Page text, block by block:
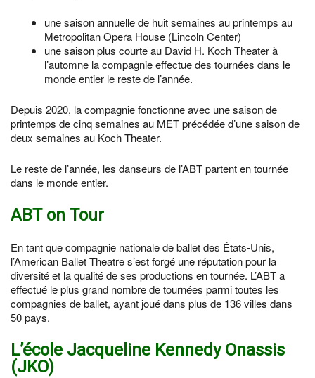
une saison annuelle de huit semaines au printemps au
Metropolitan Opera House (Lincoln Center)
une saison plus courte au David H. Koch Theater à
l’automne la compagnie effectue des tournées dans le
monde entier le reste de l’année.
Depuis 2020, la compagnie fonctionne avec une saison de
printemps de cinq semaines au MET précédée d’une saison de
deux semaines au Koch Theater.
Le reste de l’année, les danseurs de l’ABT partent en tournée
dans le monde entier.
ABT on Tour
En tant que compagnie nationale de ballet des États-Unis,
l’American Ballet Theatre s’est forgé une réputation pour la
diversité et la qualité de ses productions en tournée. L’ABT a
effectué le plus grand nombre de tournées parmi toutes les
compagnies de ballet, ayant joué dans plus de 136 villes dans
50 pays.
L’école Jacqueline Kennedy Onassis
(JKO)